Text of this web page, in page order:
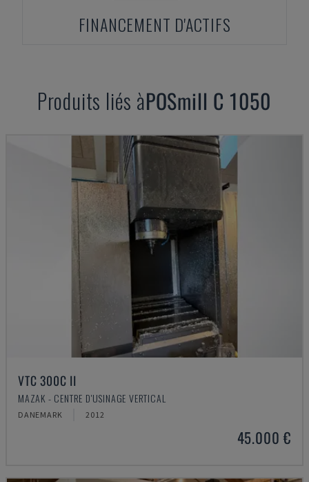
FINANCEMENT D'ACTIFS
Produits liés àPOSmill C 1050
VTC 300C II
MAZAK - CENTRE D'USINAGE VERTICAL
DANEMARK 2012
45.000 €